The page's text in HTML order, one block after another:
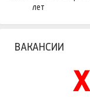
лет
ВАКАНСИИ